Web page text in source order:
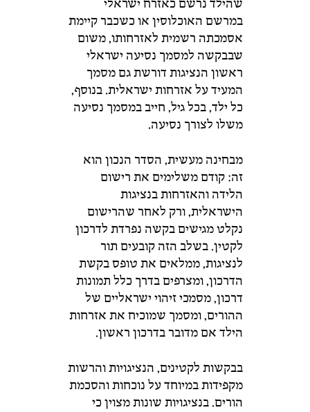
שהילד נרשם כאזרחישראלי
במרשם האוכלוסין או כשכברקיימת
אסמכתה רשמית לאזרחותו,משום
שבבקשה למסמך נסיעה ישראלי
ראשון הנציגות דורשתגם מסמך
המעידעל אזרחותישראלית.בנוסף,
כלילד,בכלגיל, חייבבמסמך נסיעה
משלו לצורך נסיעה.
מבחינה מעשית, הסדר הנכון הוא
זה: קודם משלימים את רישום
הלידה והאזרחותבנציגות
הישראלית,ורק לאחר שהרישום
נקלטמגישים בקשה נפרדת לדרכון
לקטין.בשלב הזה קובעים תור
לנציגות,ממלאים את טופסבקשת
הדרכון,ומצרפים בדרך כללתמונות
דרכון,מסמכיזיהויישראליים של
ההורים,ומסמך שמוכיח את אזרחות
הילד אם מדוברבדרכון ראשון.
בבקשות לקטינים, הנציגויותוהרשות
מקפידותבמיוחדעל נוכחותוהסכמת
הורים.בנציגויות שונותמצוין כי